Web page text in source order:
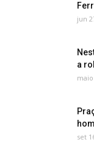
jun
a
maio
set